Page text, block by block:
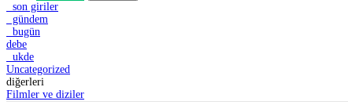
son giriler
gündem
bugün
debe
ukde
Uncategorized
diğerleri
Filmler ve diziler